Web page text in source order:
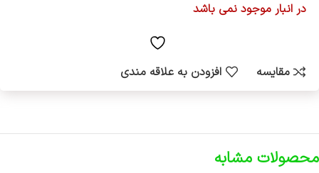
در انبار موجود نمی باشد
مقایسه افزودن به علاقه مندی
محصولات مشابه